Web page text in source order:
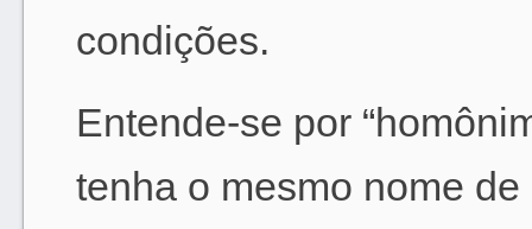
condições.
Entende-se por
tenha o mesmo nome de